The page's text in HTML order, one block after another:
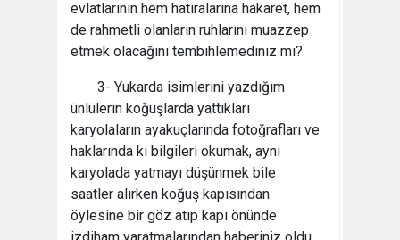
evlatlarının hem hatıralarına hakaret, hem
de rahmetli olanların ruhlarını muazzep
etmek olacağını tembihlemediniz mi?
3- Yukarda isimlerini yazdığım
ünlülerin koğuşlarda yattıkları
karyolaların ayakuçlarında fotoğrafları ve
haklarında ki bilgileri okumak, aynı
karyolada yatmayı düşünmek bile
saatler alırken koğuş kapısından
öylesine bir göz atıp kapı önünde